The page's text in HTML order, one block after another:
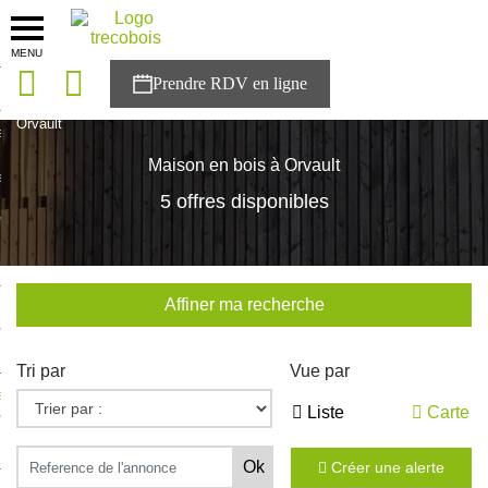
MENU
solutions
Trecobois
à NESTOR
Orvault
Maison en bois à Orvault
5 offres disponibles
Affiner ma recherche
Tri par Vue par
Liste Carte
Créer une alerte